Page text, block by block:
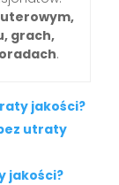
grach,
.
jakości?
utraty
jakości?